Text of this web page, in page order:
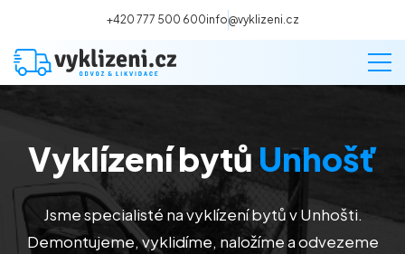
+420 777 500 600info@vyklizeni.cz
Vyklízení
Stěhování
Vyklízení bytů Unhošť
Jsme specialisté na vyklízení bytů v Unhošti.
Demontujeme, vyklidíme, naložíme a odvezeme